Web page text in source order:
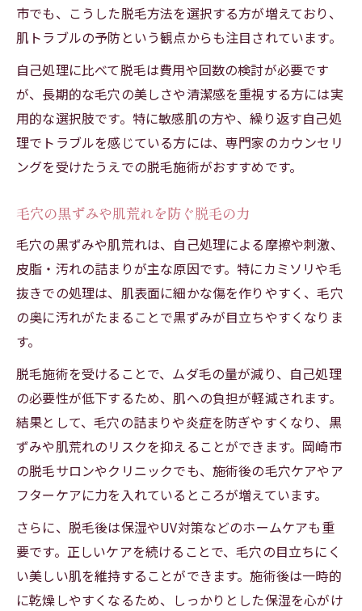
市でも、こうした脱毛方法を選択する方が増えており、
肌トラブルの予防という観点からも注目されています。
自己処理に比べて脱毛は費用や回数の検討が必要です
が、長期的な毛穴の美しさや清潔感を重視する方には実
用的な選択肢です。特に敏感肌の方や、繰り返す自己処
理でトラブルを感じている方には、専門家のカウンセリ
ングを受けたうえでの脱毛施術がおすすめです。
毛穴の黒ずみや肌荒れを防ぐ脱毛の力
毛穴の黒ずみや肌荒れは、自己処理による摩擦や刺激、
皮脂・汚れの詰まりが主な原因です。特にカミソリや毛
抜きでの処理は、肌表面に細かな傷を作りやすく、毛穴
の奥に汚れがたまることで黒ずみが目立ちやすくなりま
す。
脱毛施術を受けることで、ムダ毛の量が減り、自己処理
の必要性が低下するため、肌への負担が軽減されます。
結果として、毛穴の詰まりや炎症を防ぎやすくなり、黒
ずみや肌荒れのリスクを抑えることができます。岡崎市
の脱毛サロンやクリニックでも、施術後の毛穴ケアやア
フターケアに力を入れているところが増えています。
さらに、脱毛後は保湿やUV対策などのホームケアも重
要です。正しいケアを続けることで、毛穴の目立ちにく
い美しい肌を維持することができます。施術後は一時的
に乾燥しやすくなるため、しっかりとした保湿を心がけ